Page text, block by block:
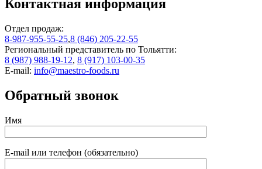
Контактная информация
Отдел продаж:
8-987-955-55-25,8 (846) 205-22-55
Региональный представитель по Тольятти:
8 (987) 988-19-12, 8 (917) 103-00-35
E-mail: info@maestro-foods.ru
Обратный звонок
Имя
E-mail или телефон (обязательно)